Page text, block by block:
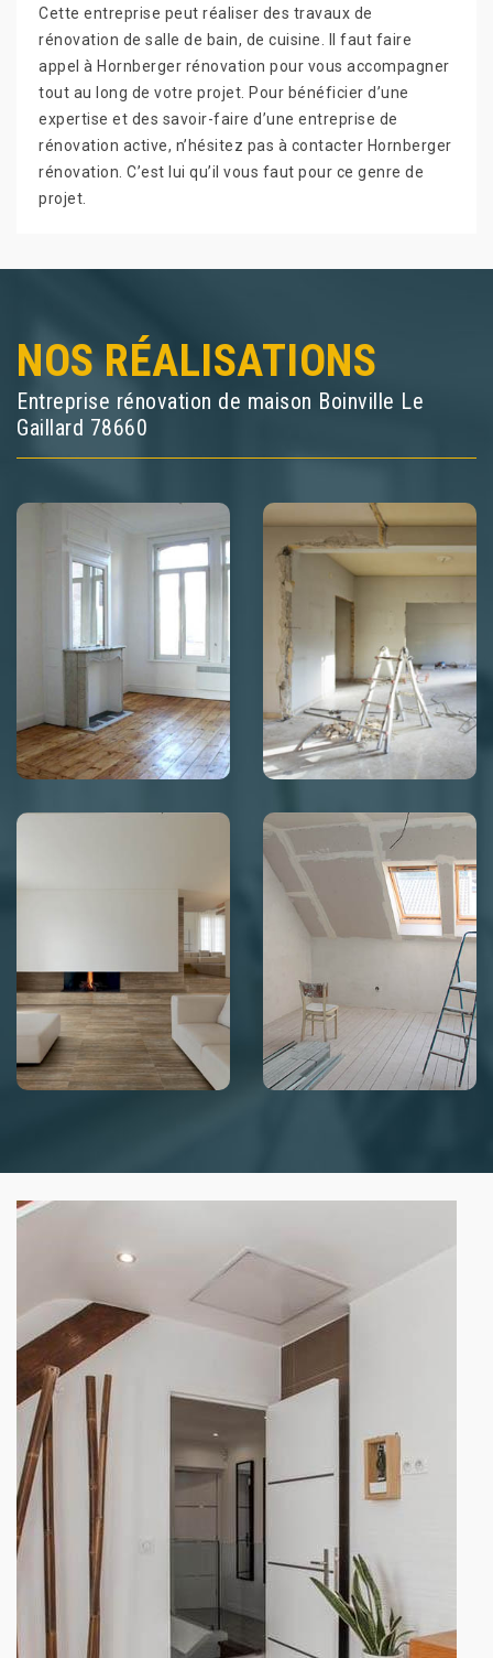
Cette entreprise peut réaliser des travaux de
rénovation de salle de bain, de cuisine. Il faut faire
appel à Hornberger rénovation pour vous accompagner
tout au long de votre projet. Pour bénéficier d’une
expertise et des savoir-faire d’une entreprise de
rénovation active, n’hésitez pas à contacter Hornberger
rénovation. C’est lui qu’il vous faut pour ce genre de
projet.
NOS RÉALISATIONS
Entreprise rénovation de maison Boinville Le
Gaillard 78660